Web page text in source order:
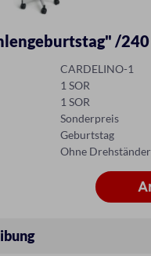
/240
CARDELINO-1
1 SOR
1 SOR
Sonderpreis
Geburtstag
Ohne Drehständer